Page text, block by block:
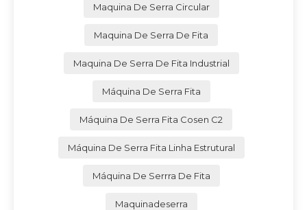
Maquina De Serra Circular
Maquina De Serra De Fita
Maquina De Serra De Fita Industrial
Máquina De Serra Fita
Máquina De Serra Fita Cosen C2
Máquina De Serra Fita Linha Estrutural
Máquina De Serrra De Fita
Maquinadeserra